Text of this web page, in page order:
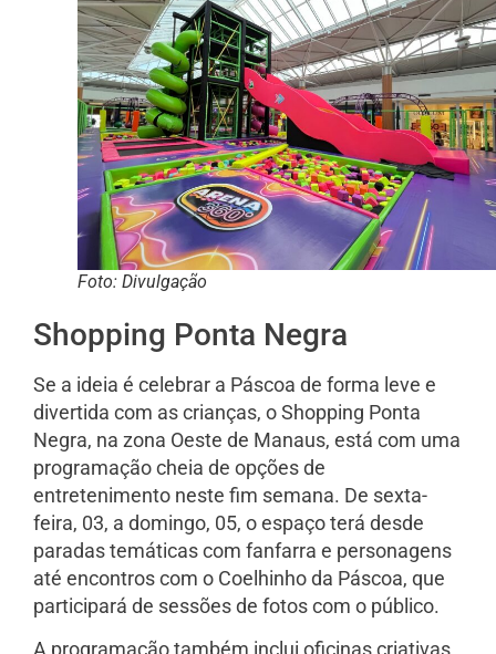
Foto: Divulgação
Shopping Ponta Negra
Se a ideia é celebrar a Páscoa de forma leve e
divertida com as crianças, o Shopping Ponta
Negra, na zona Oeste de Manaus, está com uma
programação cheia de opções de
entretenimento neste fim semana. De sexta-
feira, 03, a domingo, 05, o espaço terá desde
paradas temáticas com fanfarra e personagens
até encontros com o Coelhinho da Páscoa, que
participará de sessões de fotos com o público.
A programação também inclui oficinas criativas